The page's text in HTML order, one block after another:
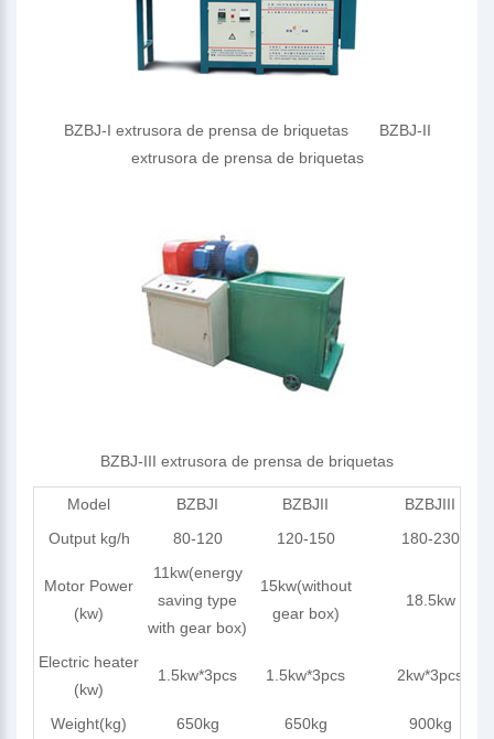
BZBJ-I extrusora de prensa de briquetas BZBJ-II
extrusora de prensa de briquetas
BZBJ-III extrusora de prensa de briquetas
Model BZBJI BZBJII
BZBJIII
Output kg/h
80-120 120-150 180-230
Motor Power
(kw)
11kw(energy
saving type
with gear box)
15kw(without
gear box)
18.5kw
Electric heater
(kw)
1.5kw*3pcs 1.5kw*3pcs 2kw*3pcs
Weight(kg) 650kg 650kg
900kg